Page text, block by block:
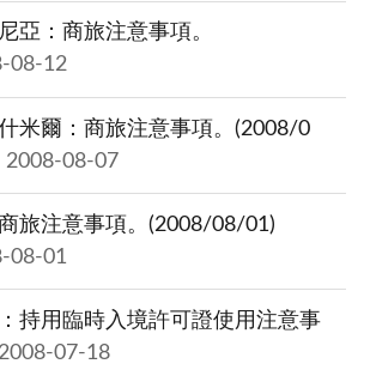
亞：商旅注意事項。
08-12
米爾：商旅注意事項。(2008/0
2008-08-07
旅注意事項。(2008/08/01)
08-01
持用臨時入境許可證使用注意事
2008-07-18